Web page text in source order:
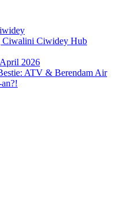
Ciwalini Ciwidey Hub
2026
ATV & Berendam Air